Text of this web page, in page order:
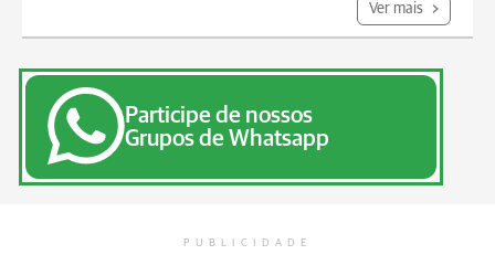
Ver mais
Participe de nossos
Grupos de Whatsapp
PUBLICIDADE